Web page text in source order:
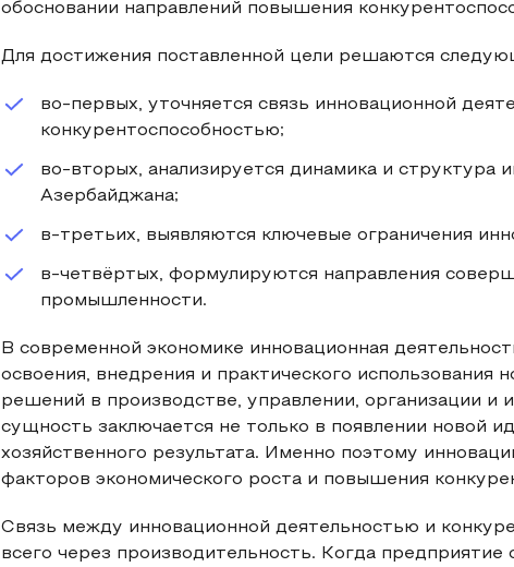
обосновании направлений повышения
Для достижения поставленной цели решаются
во-первых, уточняется связь инновационной
конкурентоспособностью;
во-вторых, анализируется динамика и
Азербайджана;
в-третьих, выявляются ключевые ограничения
в-четвёртых, формулируются направления
промышленности.
В современной экономике инновационная
освоения, внедрения и практического
решений в производстве, управлении, организации и
сущность заключается не только в появлении новой
хозяйственного результата. Именно поэтому
факторов экономического роста и повышения
Связь между инновационной деятельностью и
всего через производительность. Когда